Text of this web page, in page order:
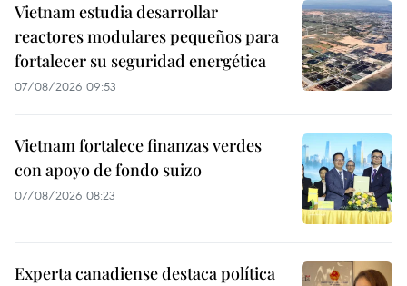
Vietnam estudia desarrollar
reactores modulares pequeños para
fortalecer su seguridad energética
07/08/2026 09:53
Vietnam fortalece finanzas verdes
con apoyo de fondo suizo
07/08/2026 08:23
Experta canadiense destaca política